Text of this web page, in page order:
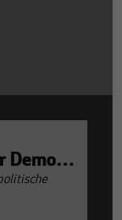
Die blinden Flecken der Demokratie